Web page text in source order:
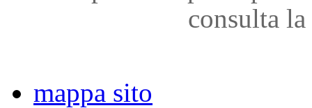
consulta
mappa sito